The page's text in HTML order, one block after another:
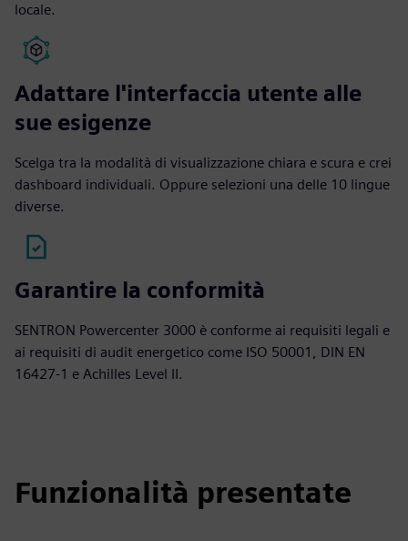
locale.
Adattare l'interfaccia utente alle
sue esigenze
Scelga tra la modalità di visualizzazione chiara e scura e crei
dashboard individuali. Oppure selezioni una delle 10 lingue
diverse.
Garantire la conformità
SENTRON Powercenter 3000 è conforme ai requisiti legali e
ai requisiti di audit energetico come ISO 50001, DIN EN
16427-1 e Achilles Level II.
Funzionalità presentate